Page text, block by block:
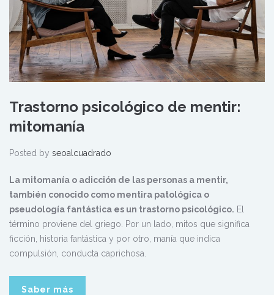
Trastorno psicológico de mentir:
mitomanía
Posted by seoalcuadrado
La mitomanía o adicción de las personas a mentir,
también conocido como mentira patológica o
pseudología fantástica es un trastorno psicológico. El
término proviene del griego. Por un lado, mitos que significa
ficción, historia fantástica y por otro, manía que indica
compulsión, conducta caprichosa.
Saber más